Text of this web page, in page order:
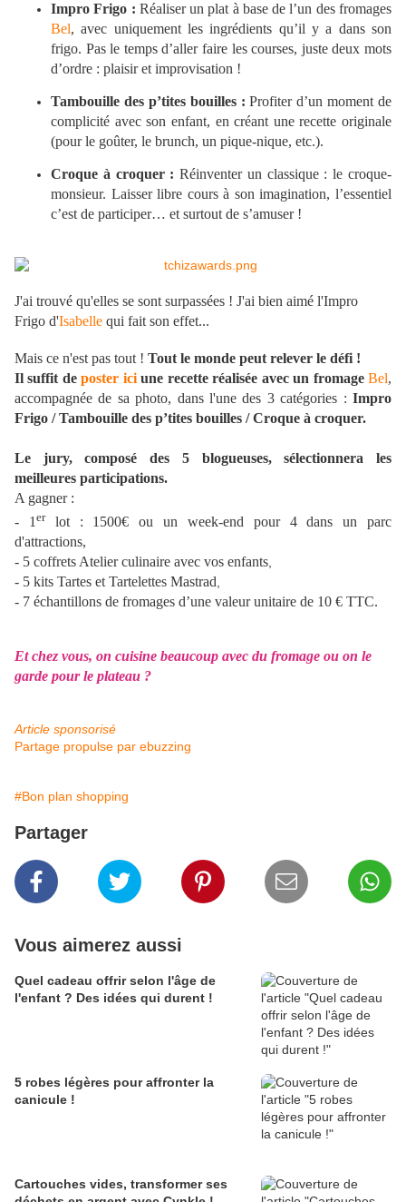
Impro Frigo : Réaliser un plat à base de l’un des fromages
Bel, avec uniquement les ingrédients qu’il y a dans son
frigo. Pas le temps d’aller faire les courses, juste deux mots
d’ordre : plaisir et improvisation !
Tambouille des p’tites bouilles : Profiter d’un moment de
complicité avec son enfant, en créant une recette originale
(pour le goûter, le brunch, un pique-nique, etc.).
Croque à croquer : Réinventer un classique : le croque-
monsieur. Laisser libre cours à son imagination, l’essentiel
c’est de participer… et surtout de s’amuser !
J'ai trouvé qu'elles se sont surpassées ! J'ai bien aimé l'Impro
Frigo d'Isabelle qui fait son effet...
Mais ce n'est pas tout ! Tout le monde peut relever le défi !
Il suffit deposter iciune recette réalisée avec un fromage Bel,
accompagnée de sa photo, dans l'une des 3 catégories : Impro
Frigo / Tambouille des p’tites bouilles / Croque à croquer.
Le jury, composé des 5 blogueuses, sélectionnera les
meilleures participations.
A gagner :
- 1 erlot : 1500€ ou un week-end pour 4 dans un parc
d'attractions,
- 5 coffrets Atelier culinaire avec vos enfants
- 5 kits Tartes et Tartelettes Mastrad
- 7 échantillons de fromages d’une valeur unitaire de 10 € TTC.
Et chez vous, on cuisine beaucoup avec du fromage ou on le
garde pour le plateau ?
Article sponsorisé
Partage propulse par ebuzzing
#Bon plan shopping
Partager
Vous aimerez aussi
Quel cadeau offrir selon l'âge de
l'enfant ? Des idées qui durent !
5 robes légères pour affronter la
canicule !
Cartouches vides, transformer ses